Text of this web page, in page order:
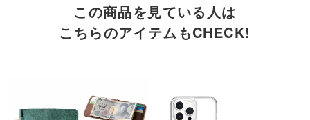
この商品を見ている人は
こちらのアイテムもCHECK!